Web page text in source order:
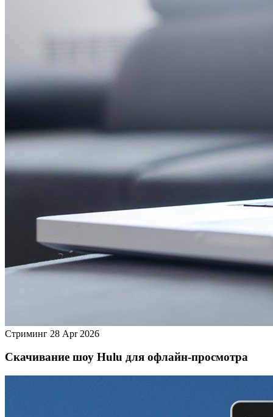
Стриминг 28 Apr 2026
Скачивание шоу Hulu для офлайн‑просмотра